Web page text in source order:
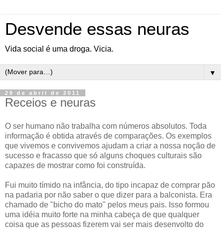
Desvende essas neuras
Vida social é uma droga. Vicia.
▼
29 de abril de 2011
Receios e neuras
O ser humano não trabalha com números absolutos. Toda
informação é obtida através de comparações. Os exemplos
que vivemos e convivemos ajudam a criar a nossa noção de
sucesso e fracasso que só alguns choques culturais são
capazes de mostrar como foi construída.
Fui muito tímido na infância, do tipo incapaz de comprar pão
na padaria por não saber o que dizer para a balconista. Era
chamado de "bicho do mato" pelos meus pais. Isso formou
uma idéia muito forte na minha cabeça de que qualquer
coisa que as pessoas fizerem vai ser mais desenvolto do